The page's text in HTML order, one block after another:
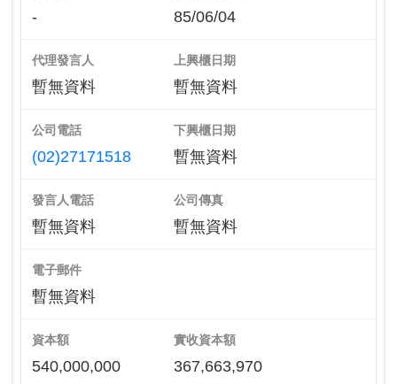
- 85/06/04
代理發言人
暫無資料
上興櫃日期
暫無資料
公司電話
(02)27171518
下興櫃日期
暫無資料
發言人電話
暫無資料
公司傳真
暫無資料
電子郵件
暫無資料
資本額
540,000,000
實收資本額
367,663,970